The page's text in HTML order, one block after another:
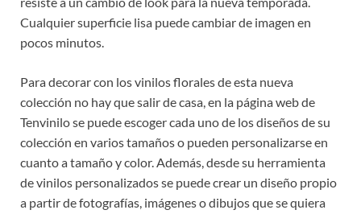
Cualquier superficie lisa puede cambiar de imagen en
pocos minutos.
Para decorar con los vinilos florales de esta nueva
colección no hay que salir de casa, en la página web de
Tenvinilo se puede escoger cada uno de los diseños de su
colección en varios tamaños o pueden personalizarse en
cuanto a tamaño y color. Además, desde su herramienta
de vinilos personalizados se puede crear un diseño propio
a partir de fotografías, imágenes o dibujos que se quiera